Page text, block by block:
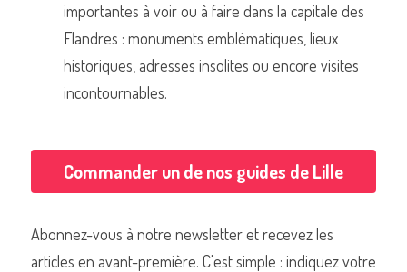
importantes à voir ou à faire dans la capitale des
Flandres : monuments emblématiques, lieux
historiques, adresses insolites ou encore visites
incontournables.
Commander un de nos guides de Lille
Abonnez-vous à notre newsletter et recevez les
articles en avant-première. C'est simple : indiquez votre